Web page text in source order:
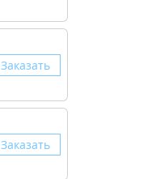
Заказать
Заказать